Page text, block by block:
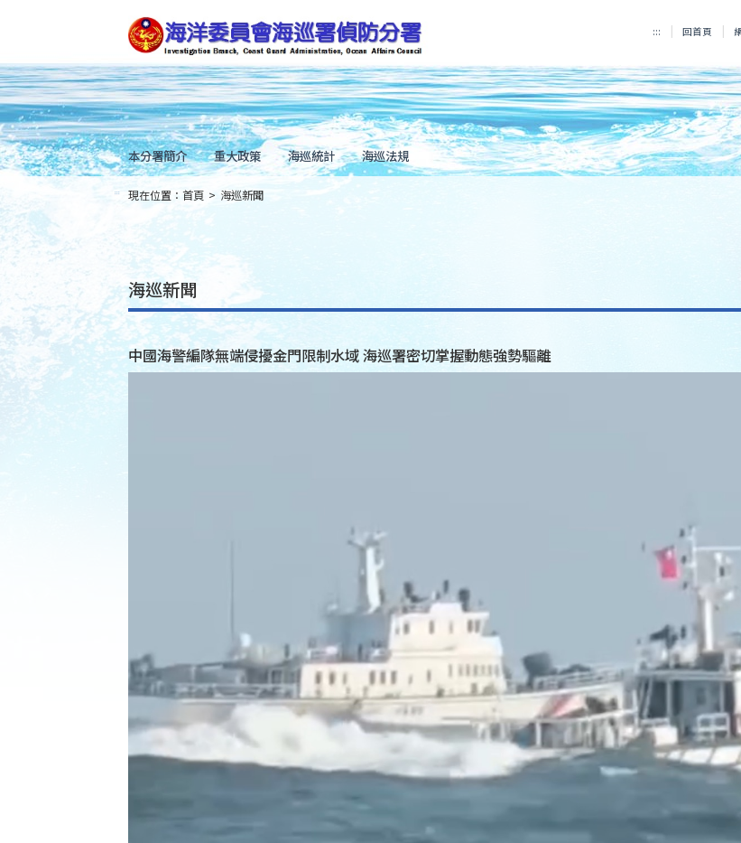
到
主
要
內
容
Skip
to
main
content
::: 回首頁
本分署簡介 重大政策 海巡統計 海巡法規
::: 現在位置： 首頁 > 海巡新聞
海巡新聞
中國海警編隊無端侵擾金門限制水域 海巡署密切掌握動態強勢驅離